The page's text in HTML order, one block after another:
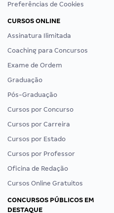
Preferências de Cookies
CURSOS ONLINE
Assinatura Ilimitada
Coaching para Concursos
Exame de Ordem
Graduação
Pós-Graduação
Cursos por Concurso
Cursos por Carreira
Cursos por Estado
Cursos por Professor
Oficina de Redação
Cursos Online Gratuitos
CONCURSOS PÚBLICOS EM
DESTAQUE